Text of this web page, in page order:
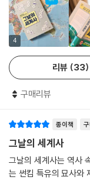
질, 아르헨티나와 동시
탈탈 털린다. 전투에 내
말로 성인 남성 90%가
는 조치를 취한다. 바
을 한 뒤 전투에 내보낸다
“그날 그곳에는 무슨 일
세계를 뒤흔든 사람들
- 2월 22일, 반나치 단
- 5월 14일, 백의의 천
- 6월 14일, 죽음을 무
- 10월 20일, 리비아를
재미있게 읽는 경험을
역사 여행 가이드로 변
활동 중인 저자는 이 책
스만 제국 등 다양한 나
4
리뷰 33
구매리뷰
종이책
그날의 세계사
그날의 세계사는 역사
는 썬킴 특유의 묘사와